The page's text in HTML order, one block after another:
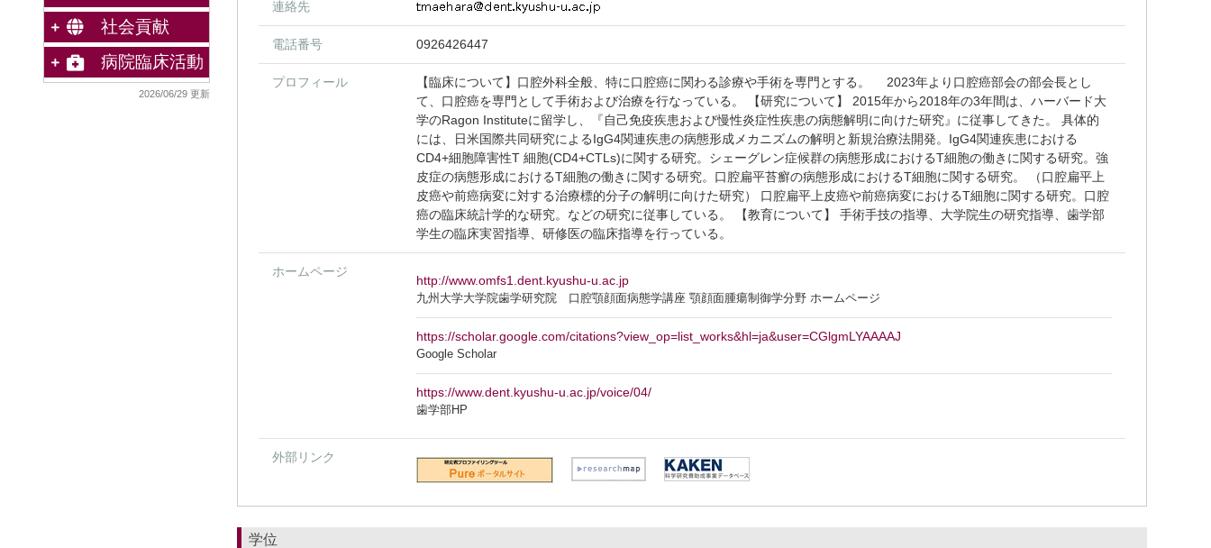
社会貢献
病院臨床活動
2026/06/29 更新
連絡先
電話番号 0926426447
プロフィール
【臨床について】口腔外科全般、特に口腔癌に関わる診療や手術を専門とする。 2023年より口腔癌部会の部会長とし
て、口腔癌を専門として手術および治療を行なっている。 【研究について】 2015年から2018年の3年間は、ハーバード大
学のRagon Instituteに留学し、『自己免疫疾患および慢性炎症性疾患の病態解明に向けた研究』に従事してきた。 具体的
には、日米国際共同研究によるIgG4関連疾患の病態形成メカニズムの解明と新規治療法開発。IgG4関連疾患における
CD4+細胞障害性T 細胞(CD4+CTLs)に関する研究。シェーグレン症候群の病態形成におけるT細胞の働きに関する研究。強
皮症の病態形成におけるT細胞の働きに関する研究。口腔扁平苔癬の病態形成におけるT細胞に関する研究。 （口腔扁平上
皮癌や前癌病変に対する治療標的分子の解明に向けた研究） 口腔扁平上皮癌や前癌病変におけるT細胞に関する研究。口腔
癌の臨床統計学的な研究。などの研究に従事している。 【教育について】 手術手技の指導、大学院生の研究指導、歯学部
学生の臨床実習指導、研修医の臨床指導を行っている。
ホームページ
http://www.omfs1.dent.kyushu-u.ac.jp
九州大学大学院歯学研究院 口腔顎顔面病態学講座 顎顔面腫瘍制御学分野 ホームページ
https://scholar.google.com/citations?view_op=list_works&hl=ja&user=CGlgmLYAAAAJ
Google Scholar
https://www.dent.kyushu-u.ac.jp/voice/04/
歯学部HP
外部リンク
学位